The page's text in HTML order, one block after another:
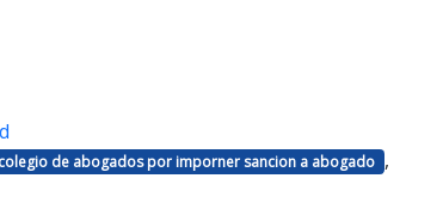
de abogados por imporner sancion a abogado ,